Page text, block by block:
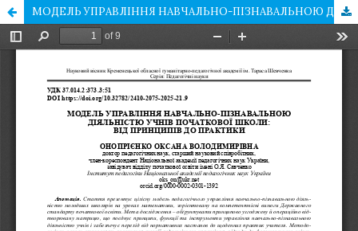
МОДЕЛЬ УПРАВЛІННЯ НАВЧАЛЬНО-ПІЗНАВАЛЬНОЮ ДІЯЛЬНІСТЮ УЧНІВ ПОЧАТКОВОЇ ШКОЛИ: ВІД ПРИНЦИПІВ ДО ПРАКТИКИ